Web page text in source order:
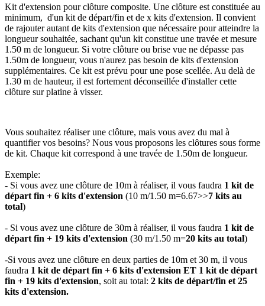
Kit d'extension pour clôture composite. Une clôture est constituée au
minimum, d'un kit de départ/fin et de x kits d'extension. Il convient
de rajouter autant de kits d'extension que nécessaire pour atteindre la
longueur souhaitée, sachant qu'un kit constitue une travée et mesure
1.50 m de longueur. Si votre clôture ou brise vue ne dépasse pas
1.50m de longueur, vous n'aurez pas besoin de kits d'extension
supplémentaires. Ce kit est prévu pour une pose scellée. Au delà de
1.30 m de hauteur, il est fortement déconseillée d'installer cette
clôture sur platine à visser.
Vous souhaitez réaliser une clôture, mais vous avez du mal à
quantifier vos besoins? Nous vous proposons les clôtures sous forme
de kit. Chaque kit correspond à une travée de 1.50m de longueur.
Exemple:
- Si vous avez une clôture de 10m à réaliser, il vous faudra 1 kit de
départ fin + 6 kits d'extension (10 m/1.50 m=6.67>>7 kits au
total)
​- Si vous avez une clôture de 30m à réaliser, il vous faudra 1 kit de
départ fin + 19 kits d'extension (30 m/1.50 m=20 kits au total)
-Si vous avez une clôture en deux parties de 10m et 30 m, il vous
faudra 1 kit de départ fin + 6 kits d'extension ET 1 kit de départ
fin + 19 kits d'extension, soit au total: 2 kits de départ/fin et 25
kits d'extension.